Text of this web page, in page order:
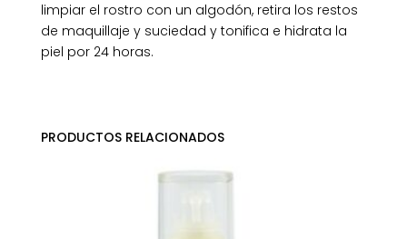
limpiar el rostro con un algodón, retira los restos
de maquillaje y suciedad y tonifica e hidrata la
piel por 24 horas.
PRODUCTOS RELACIONADOS